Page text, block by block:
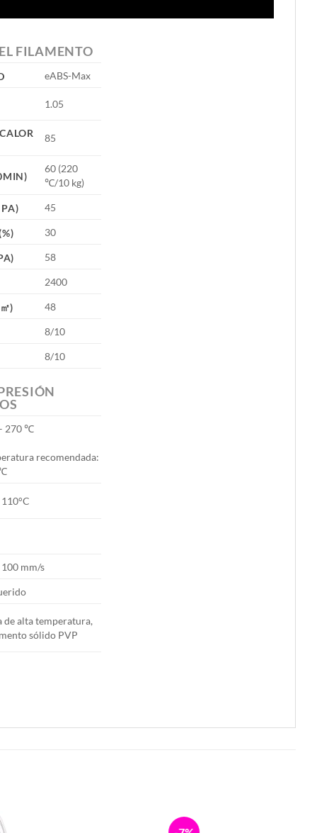
FILAMENTO
eABS-Max
1.05
85
60 (220
℃/10 kg)
45
30
58
2400
) 48
8/10
8/10
270 ℃
recomendada:
mm/s
de alta temperatura,
sólido PVP